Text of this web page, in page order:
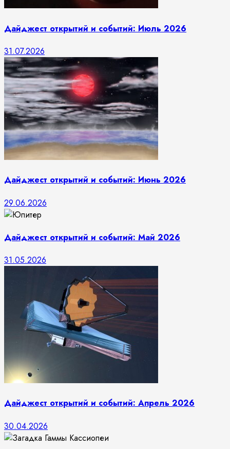
Дайджест открытий и событий: Июль 2026
31.07.2026
Дайджест открытий и событий: Июнь 2026
29.06.2026
Дайджест открытий и событий: Май 2026
31.05.2026
Дайджест открытий и событий: Апрель 2026
30.04.2026